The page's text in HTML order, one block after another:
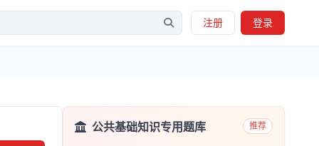
注册 登录
公共基础知识专用题库 推荐